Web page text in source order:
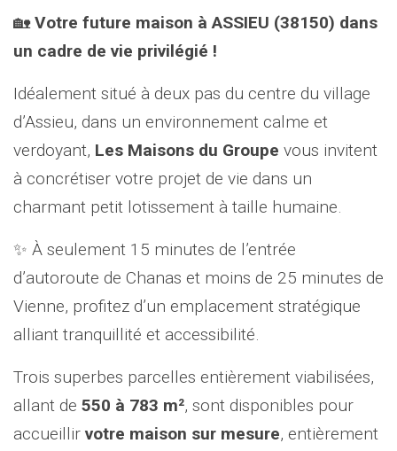
🏡Votre future maison à ASSIEU (38150) dans
un cadre de vie privilégié !
Idéalement situé à deux pas du centre du village
d’Assieu, dans un environnement calme et
verdoyant, Les Maisons du Groupe vous invitent
à concrétiser votre projet de vie dans un
charmant petit lotissement à taille humaine.
✨ À seulement 15 minutes de l’entrée
d’autoroute de Chanas et moins de 25 minutes de
Vienne, profitez d’un emplacement stratégique
alliant tranquillité et accessibilité.
Trois superbes parcelles entièrement viabilisées,
allant de 550 à 783 m², sont disponibles pour
accueillir votre maison sur mesure, entièrement